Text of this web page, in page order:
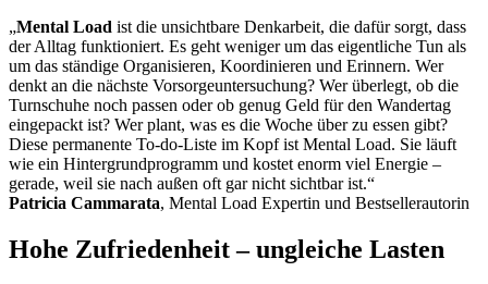
„Mental Load ist die unsichtbare Denkarbeit, die dafür sorgt, dass
der Alltag funktioniert. Es geht weniger um das eigentliche Tun als
um das ständige Organisieren, Koordinieren und Erinnern. Wer
denkt an die nächste Vorsorgeuntersuchung? Wer überlegt, ob die
Turnschuhe noch passen oder ob genug Geld für den Wandertag
eingepackt ist? Wer plant, was es die Woche über zu essen gibt?
Diese permanente To-do-Liste im Kopf ist Mental Load. Sie läuft
wie ein Hintergrundprogramm und kostet enorm viel Energie –
gerade, weil sie nach außen oft gar nicht sichtbar ist.“
Patricia Cammarata, Mental Load Expertin und Bestsellerautorin
Hohe Zufriedenheit – ungleiche Lasten